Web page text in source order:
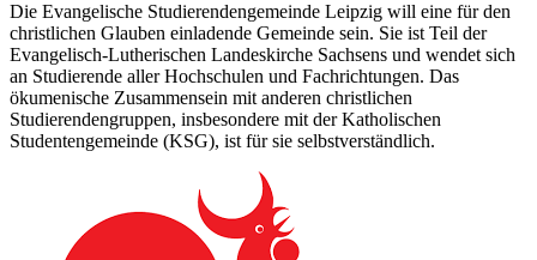
Die Evangelische Studierendengemeinde Leipzig will eine für den
christlichen Glauben einladende Gemeinde sein. Sie ist Teil der
Evangelisch-Lutherischen Landeskirche Sachsens und wendet sich
an Studierende aller Hochschulen und Fachrichtungen. Das
ökumenische Zusammensein mit anderen christlichen
Studierendengruppen, insbesondere mit der Katholischen
Studentengemeinde (KSG), ist für sie selbstverständlich.